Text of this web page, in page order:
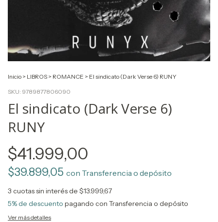
Inicio > LIBROS > ROMANCE > El sindicato (Dark Verse 6) RUNY
SKU: 9789877806090
El sindicato (Dark Verse 6)
RUNY
$41.999,00
$39.899,05 con Transferencia o depósito
3 cuotas sin interés de $13.999,67
5% de descuento pagando con Transferencia o depósito
Ver más detalles